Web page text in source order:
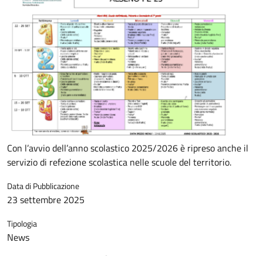
Con l’avvio dell’anno scolastico 2025/2026 è ripreso anche il
servizio di refezione scolastica nelle scuole del territorio.
Data di Pubblicazione
23 settembre 2025
Tipologia
News